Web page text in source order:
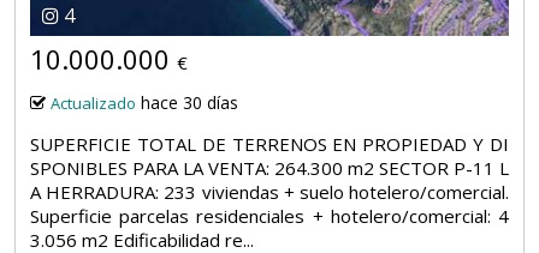
4
10.000.000 €
Actualizado hace 30 días
SUPERFICIE TOTAL DE TERRENOS EN PROPIEDAD Y DI
SPONIBLES PARA LA VENTA: 264.300 m2 SECTOR P-11 L
A HERRADURA: 233 viviendas + suelo hotelero/comercial.
Superficie parcelas residenciales + hotelero/comercial: 4
3.056 m2 Edificabilidad re...